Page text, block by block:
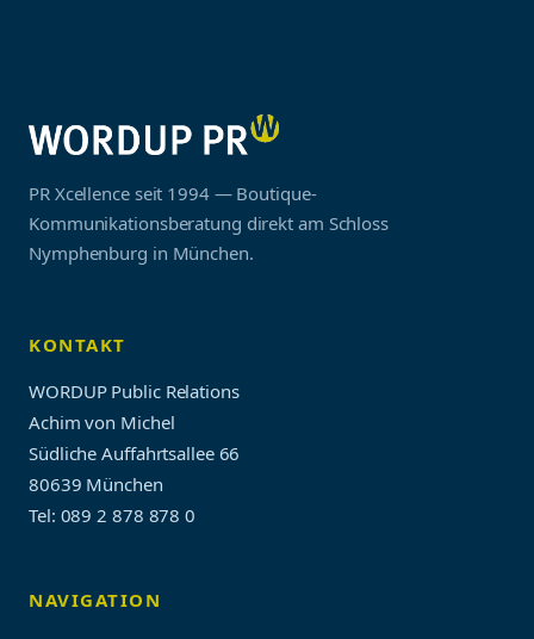
PR Xcellence seit 1994 — Boutique-
Kommunikationsberatung direkt am Schloss
Nymphenburg in München.
KONTAKT
WORDUP Public Relations
Achim von Michel
Südliche Auffahrtsallee 66
80639 München
Tel: 089 2 878 878 0
NAVIGATION